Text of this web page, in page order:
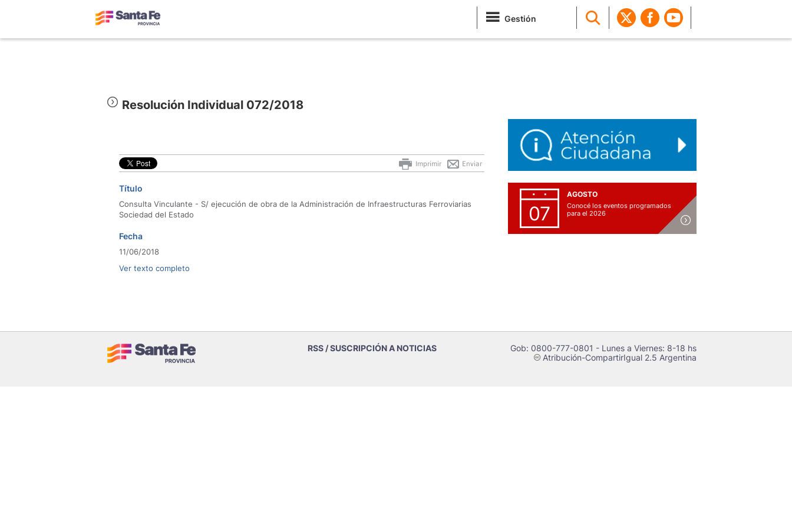
Gestión
Resolución Individual 072/2018
Enviar
Imprimir
Título
Consulta Vinculante - S/ ejecución de obra de la Administración de Infraestructuras Ferroviarias
Sociedad del Estado
Fecha
11/06/2018
Ver texto completo
07
AGOSTO
Conocé los eventos programados
para el 2026
RSS / SUSCRIPCIÓN A NOTICIAS Gob: 0800-777-0801 - Lunes a Viernes: 8-18 hs
cAtribución-CompartirIgual 2.5 Argentina